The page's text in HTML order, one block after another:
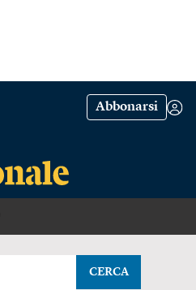
Abbonarsi
CERCA